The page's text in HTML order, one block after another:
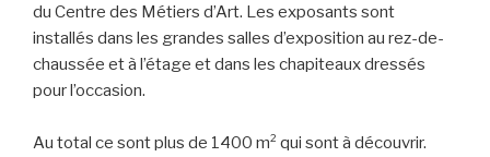
du Centre des Métiers d’Art. Les exposants sont
installés dans les grandes salles d’exposition au rez-de-
chaussée et à l’étage et dans les chapiteaux dressés
pour l’occasion.
Au total ce sont plus de 1400 m² qui sont à découvrir.